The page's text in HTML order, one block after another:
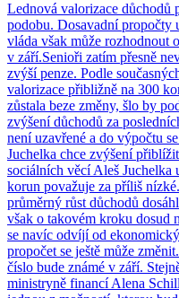
Lednová valorizace důchodů
podobu. Dosavadní propočty
vláda však může rozhodnout
v září.Senioři zatím přesně
zvýší penze. Podle
valorizace přibližně na 300
zůstala beze změny, šlo by
zvýšení důchodů za
není uzavřené a do výpočtu
Juchelka chce zvýšení
sociálních věcí Aleš
korun považuje za příliš
průměrný růst důchodů
však o takovém kroku dosud
se navíc odvíjí od
propočet se ještě může
číslo bude známé v září.
ministryně financí Alena